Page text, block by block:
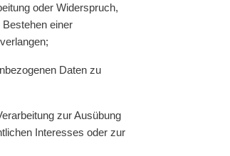
oder Widerspruch,
einer
Daten zu
zur Ausübung
Interesses oder zur